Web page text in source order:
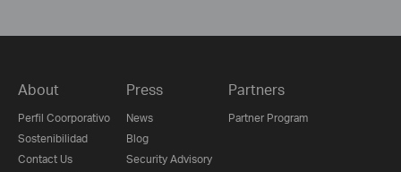
About
Perfil Coorporativo
Sostenibilidad
Contact Us
Press
News
Blog
Security Advisory
Partners
Partner Program